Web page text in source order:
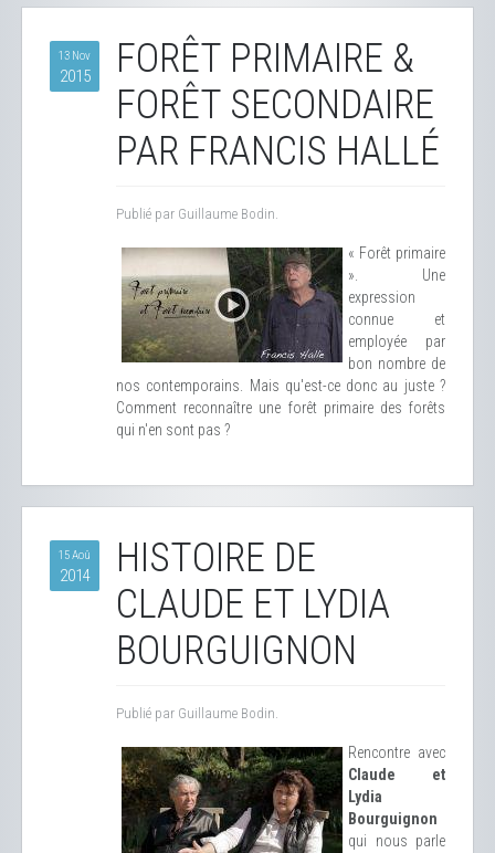
13 Nov
2015
FORÊT PRIMAIRE &
FORÊT SECONDAIRE
PAR FRANCIS HALLÉ
Publié par Guillaume Bodin.
« Forêt primaire
». Une
expression
connue et
employée par
bon nombre de
nos contemporains. Mais qu'est-ce donc au juste ?
Comment reconnaître une forêt primaire des forêts
qui n'en sont pas ?
15 Aoû
2014
HISTOIRE DE
CLAUDE ET LYDIA
BOURGUIGNON
Publié par Guillaume Bodin.
Rencontre avec
Claude et
Lydia
Bourguignon
qui nous parle